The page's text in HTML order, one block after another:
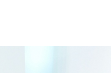
스포츠 마사지 자격증 취득.. 고
!” 따끔한 일침 ‘통쾌’